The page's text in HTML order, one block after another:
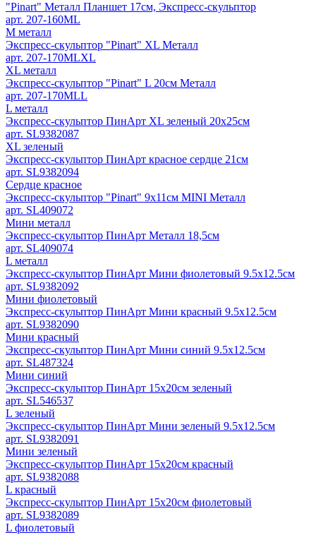
"Pinart" Металл Планшет 17см, Экспресс-скульптор
арт. 207-160ML
M металл
Экспресс-скульптор "Pinart" XL Металл
арт. 207-170MLXL
XL металл
Экспресс-скульптор "Pinart" L 20см Металл
арт. 207-170MLL
L металл
Экспресс-скульптор ПинАрт XL зеленый 20х25см
арт. SL9382087
XL зеленый
Экспресс-скульптор ПинАрт красное сердце 21см
арт. SL9382094
Сердце красное
Экспресс-скульптор "Pinart" 9х11см MINI Металл
арт. SL409072
Мини металл
Экспресс-скульптор ПинАрт Металл 18,5см
арт. SL409074
L металл
Экспресс-скульптор ПинАрт Мини фиолетовый 9.5х12.5см
арт. SL9382092
Мини фиолетовый
Экспресс-скульптор ПинАрт Мини красный 9.5х12.5см
арт. SL9382090
Мини красный
Экспресс-скульптор ПинАрт Мини синий 9.5х12.5см
арт. SL487324
Мини синий
Экспресс-скульптор ПинАрт 15х20см зеленый
арт. SL546537
L зеленый
Экспресс-скульптор ПинАрт Мини зеленый 9.5х12.5см
арт. SL9382091
Мини зеленый
Экспресс-скульптор ПинАрт 15х20см красный
арт. SL9382088
L красный
Экспресс-скульптор ПинАрт 15х20см фиолетовый
арт. SL9382089
L фиолетовый